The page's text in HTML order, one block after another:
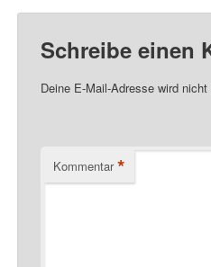
Schreibe einen
Deine E-Mail-Adresse wird
Kommentar *